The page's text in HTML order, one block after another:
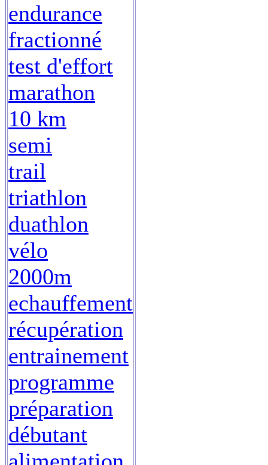
endurance
fractionné
test d'effort
marathon
10 km
semi
trail
triathlon
duathlon
vélo
2000m
echauffement
récupération
entrainement
programme
préparation
débutant